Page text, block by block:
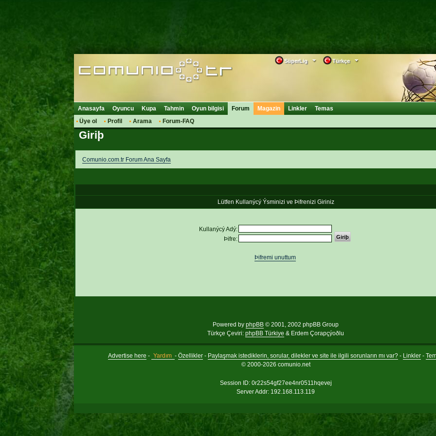
Türkçe
SüperLig
Anasayfa Oyuncu Kupa Tahmin Oyun bilgisi
Forum
Üye ol
Profil Arama Forum-FAQ
Magazin Linkler Temas
Giriþ
Comunio.com.tr Forum Ana Sayfa
Lütfen Kullanýcý Ýsminizi ve Þifrenizi Giriniz
Kullanýcý Adý:
Þifre:
Þifremi unuttum
Powered by phpBB © 2001, 2002 phpBB Group
Türkçe Çeviri: phpBB Türkiye & Erdem Çorapçýoðlu
Advertise here - Yardım -Özellikler - Paylaşmak istediklerin, sorular, dilekler ve site ile ilgili sorunların mı var? - Linkler -
© 2000-2026 comunio.net
Session ID: 0r22s54gf27ee4nr0511hqevej
Server Addr: 192.168.113.119